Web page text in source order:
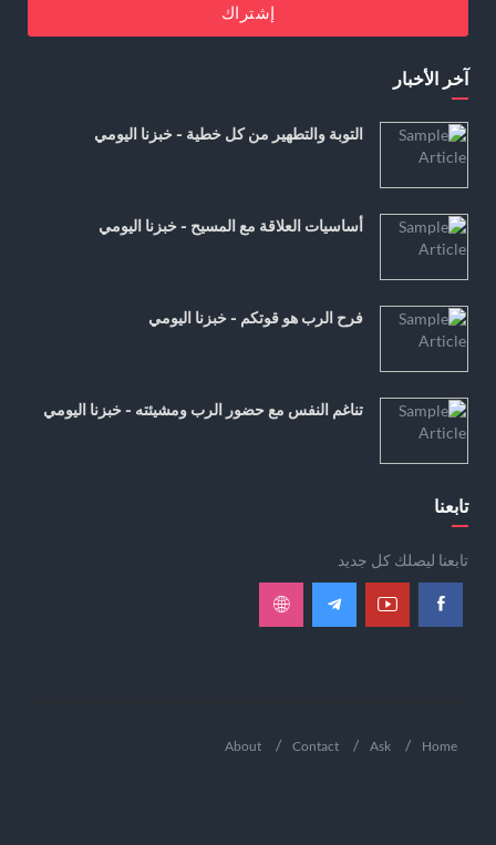
إشتراك
آخر الأخبار
التوبة والتطهير من كل خطية - خبزنا اليومي
أساسيات العلاقة مع المسيح - خبزنا اليومي
فرح الرب هو قوتكم - خبزنا اليومي
تناغم النفس مع حضور الرب ومشيئته - خبزنا اليومي
تابعنا
تابعنا ليصلك كل جديد
Home
Ask
Contact
About